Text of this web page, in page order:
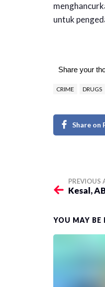
untuk
Share your
CRIME DRUGS
Share on
PREVIOUS
Kesal,
YOU MAY BE